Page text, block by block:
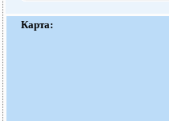
Карта: